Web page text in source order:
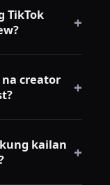
TikTok
+
loob ng 30-60
aalis sa
creator
+
hindikailan +